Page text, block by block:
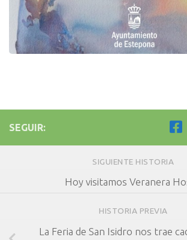
SEGUIR:
SIGUIENTE HISTORIA
Hoy visitamos Veranera
HISTORIA PREVIA
La Feria de San Isidro nos trae